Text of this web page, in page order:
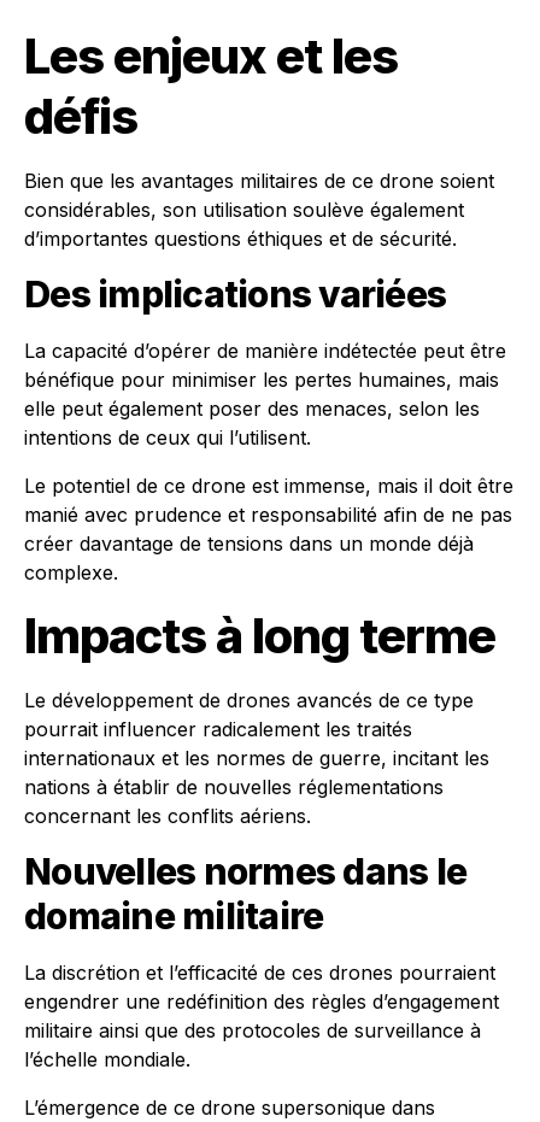
Les enjeux et les
défis
Bien que les avantages militaires de ce drone soient
considérables, son utilisation soulève également
d’importantes questions éthiques et de sécurité.
Des implications variées
La capacité d’opérer de manière indétectée peut être
bénéfique pour minimiser les pertes humaines, mais
elle peut également poser des menaces, selon les
intentions de ceux qui l’utilisent.
Le potentiel de ce drone est immense, mais il doit être
manié avec prudence et responsabilité afin de ne pas
créer davantage de tensions dans un monde déjà
complexe.
Impacts à long terme
Le développement de drones avancés de ce type
pourrait influencer radicalement les traités
internationaux et les normes de guerre, incitant les
nations à établir de nouvelles réglementations
concernant les conflits aériens.
Nouvelles normes dans le
domaine militaire
La discrétion et l’efficacité de ces drones pourraient
engendrer une redéfinition des règles d’engagement
militaire ainsi que des protocoles de surveillance à
l’échelle mondiale.
L’émergence de ce drone supersonique dans